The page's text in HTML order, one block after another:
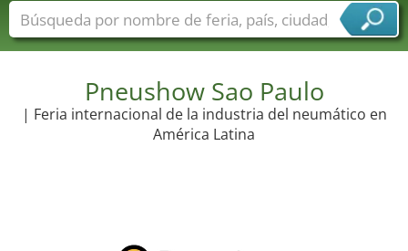
Pneushow Sao Paulo
| Feria internacional de la industria del neumático en
América Latina
Nombres de ferias Países
Ciudades
Sectores de proveedor de servicios